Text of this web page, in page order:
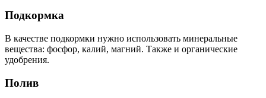
Подкормка
В качестве подкормки нужно использовать минеральные
вещества: фосфор, калий, магний. Также и органические
удобрения.
Полив